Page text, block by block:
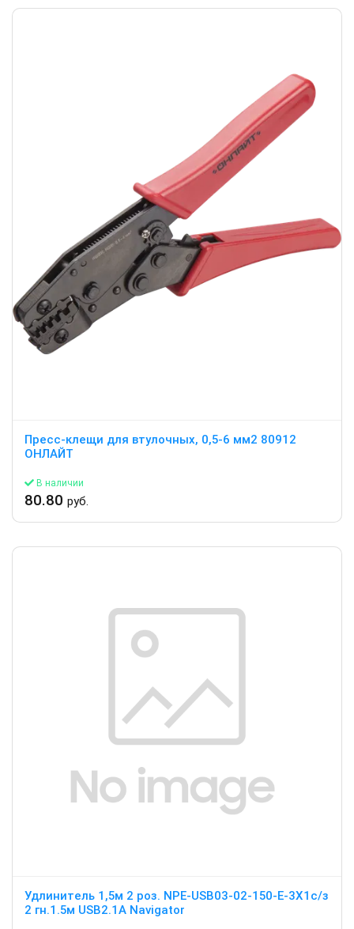
Пресс-клещи для втулочных, 0,5-6 мм2 80912
ОНЛАЙТ
В наличии
80.80 руб.
Удлинитель 1,5м 2 роз. NPE-USB03-02-150-E-3X1с/з
2 гн.1.5м USB2.1A Navigator